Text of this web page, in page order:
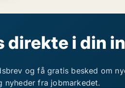
direkte i din
og få gratis besked om
nyheder fra jobmarkedet.